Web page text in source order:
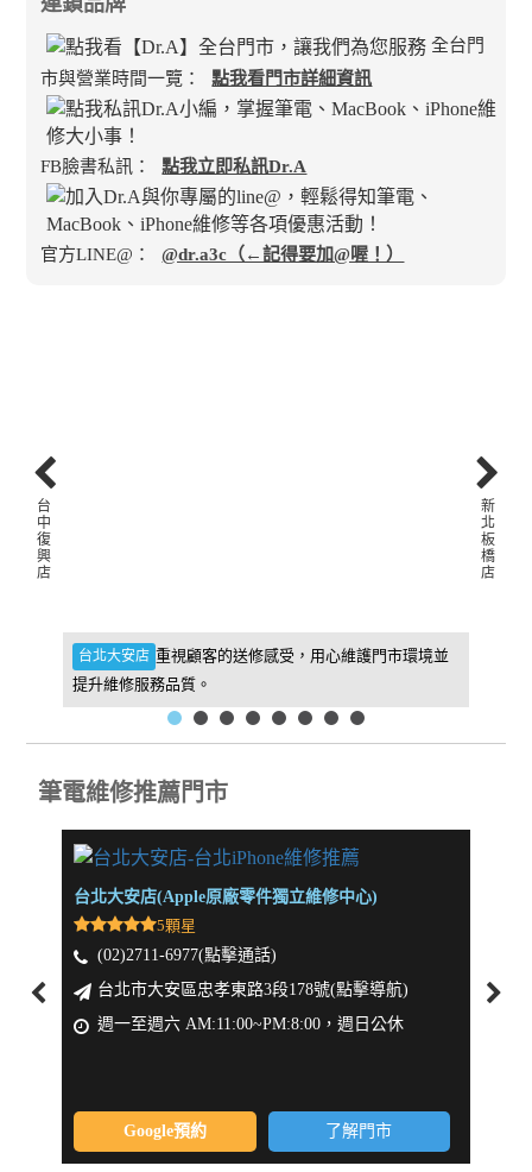
全台門
市與營業時間一覽：
點我看門市詳細資訊
FB臉書私訊： 點我立即私訊Dr.A
官方LINE@： @dr.a3c（←記得要加@喔！）
台北大安店 重視顧客的送修感受，用心維護門市環境並
提升維修服務品質。
新
北
板
橋
店
台
中
復
興
店
筆電維修推薦門市
台北大安店(Apple原廠零件獨立維修中心)
5顆星
(02)2711-6977(點擊通話)
台北市大安區忠孝東路3段178號(點擊導航)
週一至週六 AM:11:00~PM:8:00，週日公休
Google預約 了解門市